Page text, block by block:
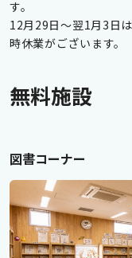
す。
12月29日～翌1月3日
時休業がございます。
無料施設
図書コーナー